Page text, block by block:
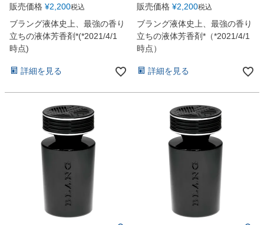
販売価格 ¥2,200税込
ブラング液体史上、最強の香り
立ちの液体芳香剤*(*2021/4/1
時点)
詳細を見る
販売価格 ¥2,200税込
ブラング液体史上、最強の香り
立ちの液体芳香剤*（*2021/4/1
時点）
詳細を見る